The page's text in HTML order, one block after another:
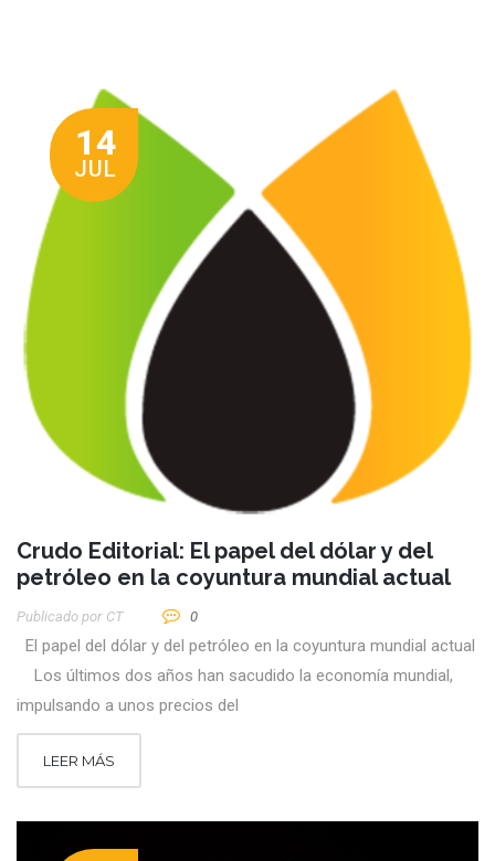
14
JUL
Crudo Editorial: El papel del dólar y del
petróleo en la coyuntura mundial actual
Publicado por CT 0
El papel del dólar y del petróleo en la coyuntura mundial actual
Los últimos dos años han sacudido la economía mundial,
impulsando a unos precios del
LEER MÁS